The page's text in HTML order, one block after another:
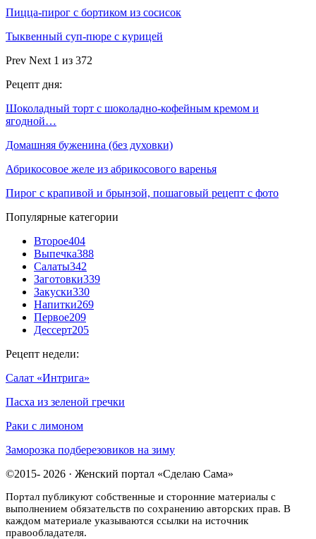
Пицца-пирог с бортиком из сосисок
Тыквенный суп-пюре с курицей
Prev Next 1 из 372
Рецепт дня:
Шоколадный торт с шоколадно-кофейным кремом и
ягодной…
Домашняя буженина (без духовки)
Абрикосовое желе из абрикосового варенья
Пирог с крапивой и брынзой, пошаговый рецепт с фото
Популярные категории
Второе404
Выпечка388
Салаты342
Заготовки339
Закуски330
Напитки269
Первое209
Дессерт205
Рецепт недели:
Салат «Интрига»
Пасха из зеленой гречки
Раки с лимоном
Заморозка подберезовиков на зиму
©2015- 2026 · Женский портал «Сделаю Сама»
Портал публикуют собственные и сторонние материалы с
выполнением обязательств по сохранению авторских прав. В
каждом материале указываются ссылки на источник
правообладателя.